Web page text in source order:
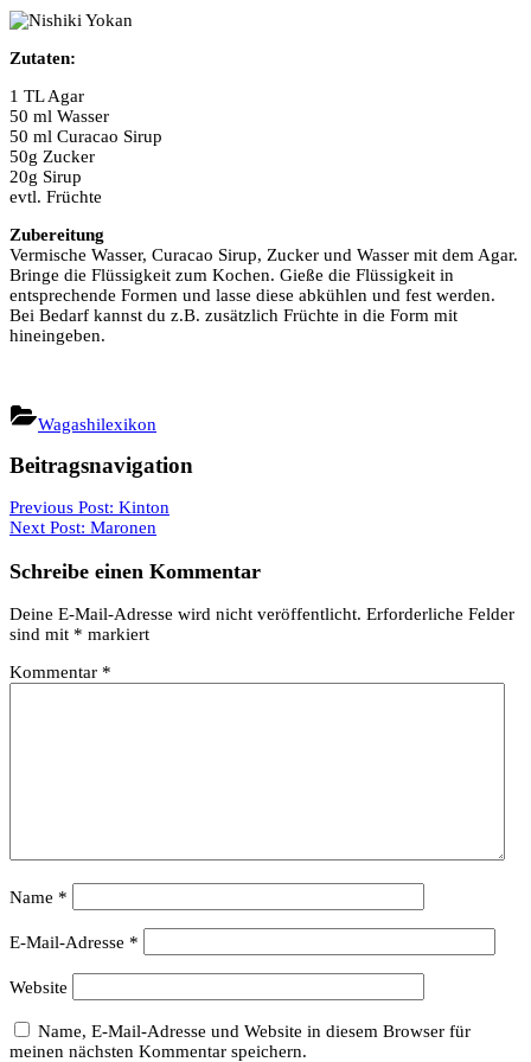
Zutaten:
1 TL Agar
50 ml Wasser
50 ml Curacao Sirup
50g Zucker
20g Sirup
evtl. Früchte
Zubereitung
Vermische Wasser, Curacao Sirup, Zucker und Wasser mit dem Agar.
Bringe die Flüssigkeit zum Kochen. Gieße die Flüssigkeit in
entsprechende Formen und lasse diese abkühlen und fest werden.
Bei Bedarf kannst du z.B. zusätzlich Früchte in die Form mit
hineingeben.
Wagashilexikon
Beitragsnavigation
Previous Post: Kinton
Next Post: Maronen
Schreibe einen Kommentar
Deine E-Mail-Adresse wird nicht veröffentlicht. Erforderliche Felder
sind mit * markiert
Kommentar *
Name *
E-Mail-Adresse *
Website
Name, E-Mail-Adresse und Website in diesem Browser für
meinen nächsten Kommentar speichern.